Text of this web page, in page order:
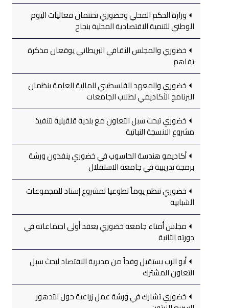
وزارة الحكم المحلي وخضوري تختتمان فعاليات اليوم
الوطني للتنمية الاقتصادية المحلية بنجاح
خضوري والمجلس الثقافي البريطاني يوقعان مذكرة
تفاهم
خضوري والمعهد الفلسطيني للمالية العامة ينظمان
البرنامج الأكاديمي لطلاب الجامعات
خضوري تبحث سبل التعاون مع بلدية قلقيلية لتنفيذ
مشروع الانسجة النباتية
أكاديمو هندسة الحاسوب في خضوري ينفذون ورشة
برمجة تدريبية في جامعة الاستقلال
خضوري تنظم يوماً تطوعيا لمشروع إسناد للمجموعات
الشبابية
مجلس أمناء جامعة خضوري يعقد أولى اجتماعاته في
دورته الثانية
أبو الرب يستقبل وفداً من مديرية الاقتصاد لبحث سبل
التعاون المشترك
خضوري تشارك في ورشة عمل زراعية حول التدهور